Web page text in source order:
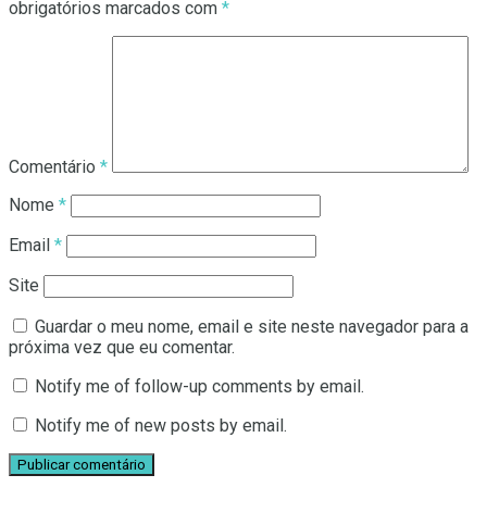
obrigatórios marcados com *
Comentário *
Nome *
Email *
Site
Guardar o meu nome, email e site neste navegador para a
próxima vez que eu comentar.
Notify me of follow-up comments by email.
Notify me of new posts by email.